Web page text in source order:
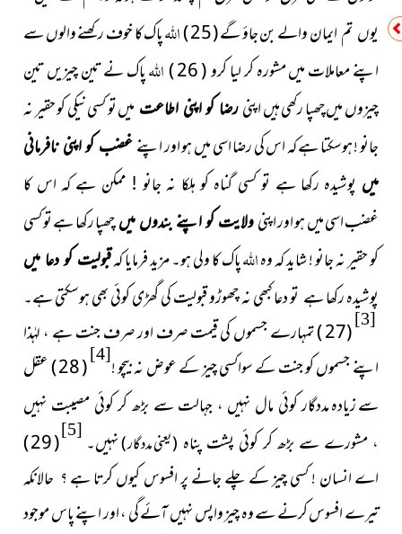
یوں تم ایمانوالے بن جاؤ گے ( 25 ) اللہپاک کا خوف رکھنے والوں سے
اپنے معاملات میں مشورہ کر لیا کرو ( 26 )
اللہپاک نے تین چیزیں تین
چیزوں میں چھپا رکھی ہیں اپنیرضا کو اپنی اطاعت میں تو کسی نیکی کو حقیر نہ
جانو ! ہوسکتا ہے کہ اس کی رضا اسی میں ہو اور اپنےغضب کو اپنی نافرمانی
میں پوشیدہ رکھا ہے تو کسی گناہ کو ہلکا نہ جانو ! ممکن ہے کہ اس کا
غضباسی میں ہو اور اپنیولایت کو اپنے بندوں میںچھپا رکھا ہے تو کسی
کو حقیر نہ جانو ! شاید کہ وہاللہپاک کا ولی ہو۔ مزید فرمایا کہقبولیت کو دعا میں
پوشیدہ رکھا ہےتو دعا کبھی نہ چھوڑو قبولیت کی گھڑی کوئی بھی ہوسکتی ہے۔
[3]
(27 ) تمہارے جسموں کی قیمت صرف اور صرف جنت ہے ، لہٰذا
اپنے جسموں کو جنت کے سواکسی چیز کے عوض نہ بیچو ![4]
( 28 ) عقل
سے زیادہمددگار کوئی مال نہیں ، جہالت سے بڑھ کر کوئی مصيبت نہیں
، مشورے سے بڑھ کر کوئی پشت پناہ ( یعنی مددگار )نہیں۔ [5]
( 29 )
اے انسان ! کسی چیز کے چلےجانے پر افسوس کیوں کرتا ہے ؟ حالانکہ
تیرے افسوس کرنے سے وہ چیز واپس نہیں آئے گی ، اور اپنے پاس موجود